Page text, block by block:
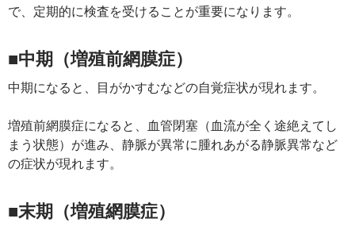
で、定期的に検査を受けることが重要になります。
■中期（増殖前網膜症）
中期になると、目がかすむなどの自覚症状が現れます。
増殖前網膜症になると、血管閉塞（血流が全く途絶えてし
まう状態）が進み、静脈が異常に腫れあがる静脈異常など
の症状が現れます。
■末期（増殖網膜症）